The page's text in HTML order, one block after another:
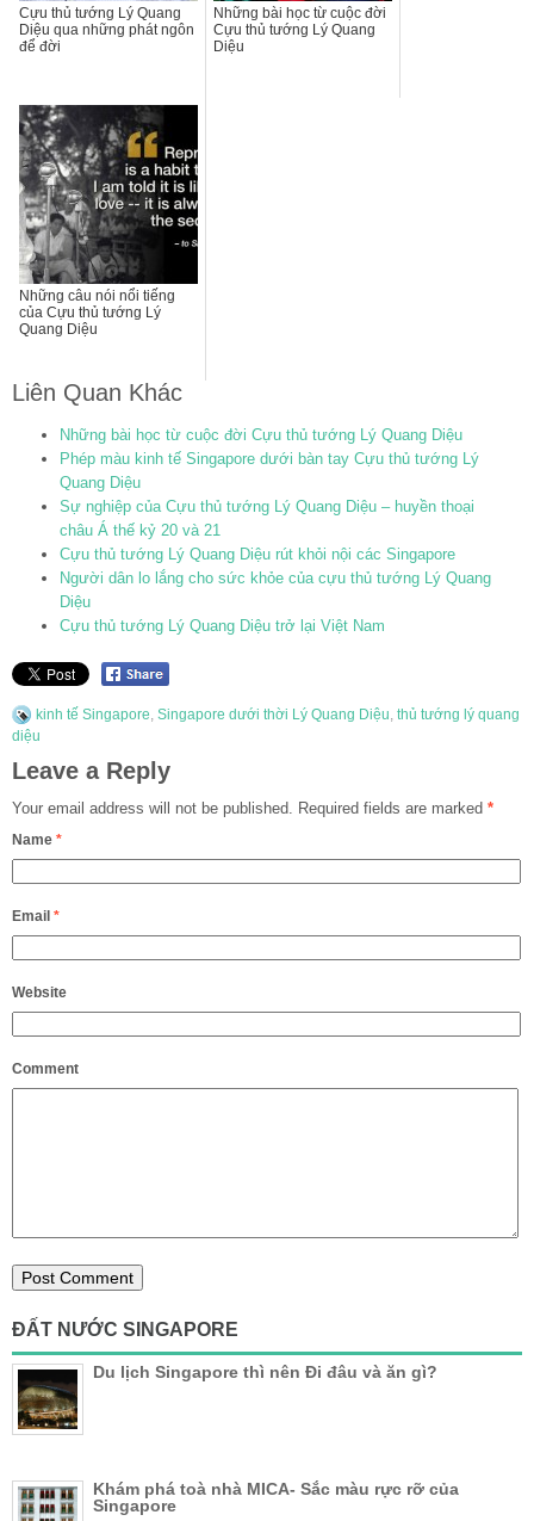
Cựu thủ tướng Lý Quang
Diệu qua những phát ngôn
để đời
Những bài học từ cuộc đời
Cựu thủ tướng Lý Quang
Diệu
Những câu nói nổi tiếng
của Cựu thủ tướng Lý
Quang Diệu
Liên Quan Khác
Những bài học từ cuộc đời Cựu thủ tướng Lý Quang Diệu
Phép màu kinh tế Singapore dưới bàn tay Cựu thủ tướng Lý
Quang Diệu
Sự nghiệp của Cựu thủ tướng Lý Quang Diệu – huyền thoại
châu Á thế kỷ 20 và 21
Cựu thủ tướng Lý Quang Diệu rút khỏi nội các Singapore
Người dân lo lắng cho sức khỏe của cựu thủ tướng Lý Quang
Diệu
Cựu thủ tướng Lý Quang Diệu trở lại Việt Nam
kinh tế Singapore, Singapore dưới thời Lý Quang Diệu, thủ tướng lý quang
diệu
Leave a Reply
Your email address will not be published. Required fields are marked *
Name *
Email *
Website
Comment
ĐẤT NƯỚC SINGAPORE
Du lịch Singapore thì nên Đi đâu và ăn gì?
Khám phá toà nhà MICA- Sắc màu rực rỡ của
Singapore